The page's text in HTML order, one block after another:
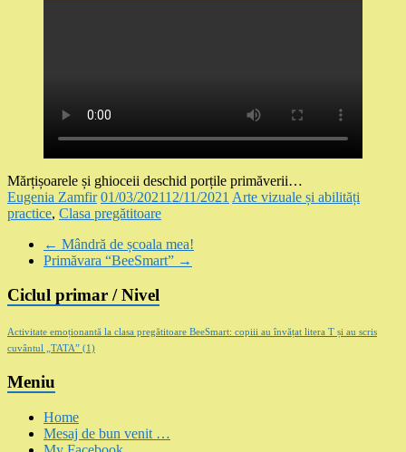
Mărțișoarele și ghioceii deschid porțile primăverii…
Eugenia Zamfir 01/03/202112/11/2021 Arte vizuale și abilități
practice, Clasa pregătitoare
← Mândră de școala mea!
Primăvara “BeeSmart” →
Ciclul primar / Nivel
Activitate emoționantă la clasa pregătitoare BeeSmart: copiii au învățat litera T și au scris
cuvântul „TATA” (1)
Meniu
Home
Mesaj de bun venit …